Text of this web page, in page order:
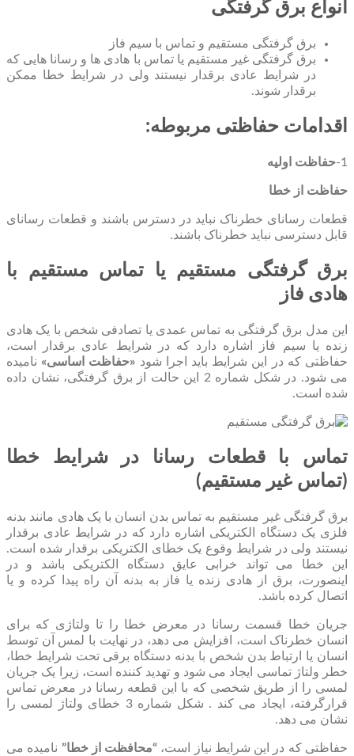
انواع برق گرفتگی
برق گرفتگی مستقیم و تماس با سیم فاز
برق گرفتگی غیر مستقیم یا تماس با هادی ها و رسانا هایی که
در شرایط عادی برقدار نیستند ولی در شرایط خطا ممکن
برقدار شوند.
اقدامات حفاظتی مربوطه:
1- حفاظت اولیه
حفاظت از خطا
قطعات رسانای خطرناک نباید در دسترس باشند و قطعات رسانای
قابل دسترسی نباید خطرناک باشند.
برق گرفتگی مستقیم یا تماس مستقیم با
هادی فاز
این مدل برق گرفتگی به تماس عمدی یا تصادفی شخص با یک هادی
زنده یا سیم فاز اشاره دارد که در شرایط عادی برقدار است،
حفاظتی که در این شرایط باید اجرا شود «حفاظت اساسی» نامیده
می شود. در شکل شماره 2 این حالت از برق گرفتگی، نشان داده
شده است.
تماس با قطعات رسانا در شرایط خطا
(تماس غیر مستقیم)
برق گرفتگی غیر مستقیم به تماس بدن انسان با یک هادی مانند بدنه
فلزی یک دستگاه الکتریکی اشاره دارد که در شرایط عادی برقدار
نیستند ولی در شرایط وقوع یک خطای الکتریکی برقدار شده است.
این خطا می تواند خرابی عایق دستگاه الکتریکی باشد و در
اینصورت، برق از هادی زنده یا فاز به بدنه آن راه پیدا کرده و یا
اتصال کرده باشد.
جریان خطا قسمت رسانا در معرض خطا را تا ولتاژی که برای
انسان خطرناک است، افزایش می دهد، در نهایت با لمس آن توسط
انسان یا ارتباط بدن شخص با بدنه دستگاه برقی تحت شرایط خطا،
خطر ولتاژ تماسی ایجاد می شود و تهدید کننده است، زیرا یک جریان
لمسی را از طریق شخصی که با این قطعه رسانا در معرض تماس
قرارگرفته، ایجاد می کند . شکل شماره 3 خطای ولتاژ لمسی را
نشان می دهد.
حفاظتی که در این شرایط نیاز است، “محافظت از خطا” نامیده می